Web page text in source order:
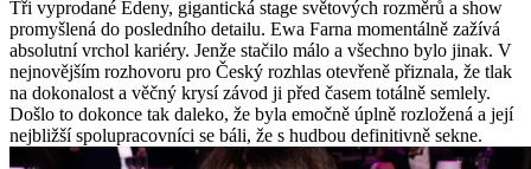
Tři vyprodané Edeny, gigantická stage světových rozměrů a show
promyšlená do posledního detailu. Ewa Farna momentálně zažívá
absolutní vrchol kariéry. Jenže stačilo málo a všechno bylo jinak. V
nejnovějším rozhovoru pro Český rozhlas otevřeně přiznala, že tlak
na dokonalost a věčný krysí závod ji před časem totálně semlely.
Došlo to dokonce tak daleko, že byla emočně úplně rozložená a její
nejbližší spolupracovníci se báli, že s hudbou definitivně sekne.